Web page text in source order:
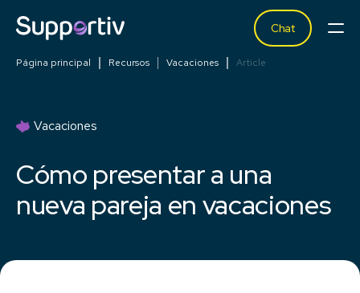
Chat
Página principal Recursos Vacaciones Article
Vacaciones
Cómo presentar a una
nueva pareja en vacaciones